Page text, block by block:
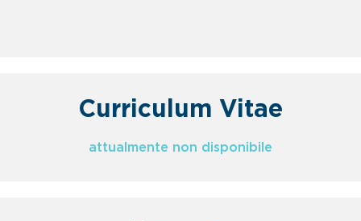
Curriculum Vitae
attualmente non disponibile